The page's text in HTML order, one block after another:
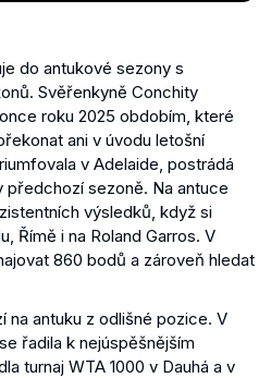
do antukové sezony s
Svěřenkyně Conchity
roku 2025 obdobím, které
ani v úvodu letošní
v Adelaide, postrádá
sezoně. Na antuce
výsledků, když si
Římě i na Roland Garros. V
860 bodů a zároveň hledat
na antuku z odlišné pozice. V
řadila k nejúspěšnějším
turnaj WTA 1000 v Dauhá a v